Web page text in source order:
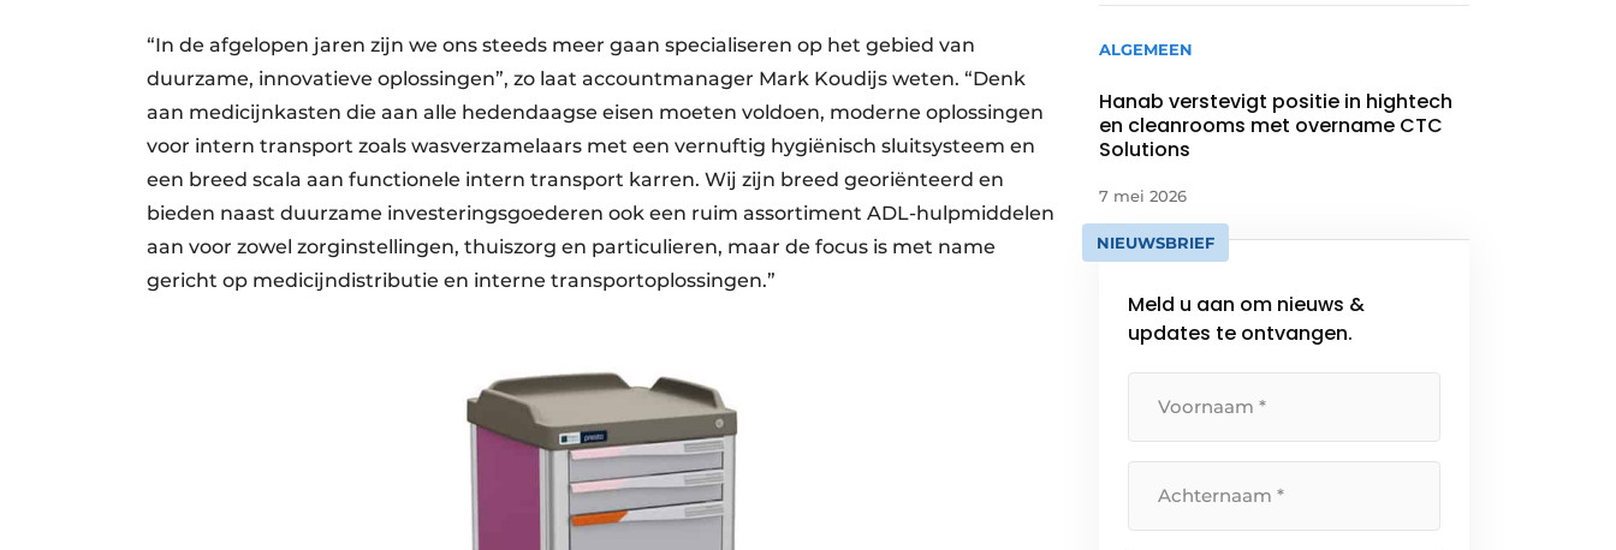
“In de afgelopen jaren zijn we ons steeds meer gaan specialiseren op het gebied van
duurzame, innovatieve oplossingen”, zo laat accountmanager Mark Koudijs weten. “Denk
aan medicijnkasten die aan alle hedendaagse eisen moeten voldoen, moderne oplossingen
voor intern transport zoals wasverzamelaars met een vernuftig hygiënisch sluitsysteem en
een breed scala aan functionele intern transport karren. Wij zijn breed georiënteerd en
bieden naast duurzame investeringsgoederen ook een ruim assortiment ADL-hulpmiddelen
aan voor zowel zorginstellingen, thuiszorg en particulieren, maar de focus is met name
gericht op medicijndistributie en interne transportoplossingen.”
ALGEMEEN
Hanab verstevigt positie in hightech
en cleanrooms met overname CTC
Solutions
7 mei 2026
NIEUWSBRIEF
Meld u aan om nieuws &
updates te ontvangen.